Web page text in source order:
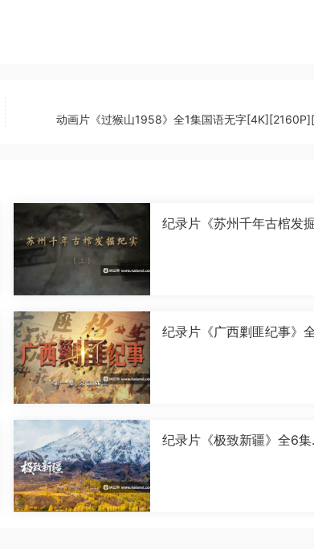
动画片《过猴山1958》全1集国语无字
纪录片《苏州千年古棺发
纪录片《广西剿匪纪事》
纪录片《极致新疆》全6集